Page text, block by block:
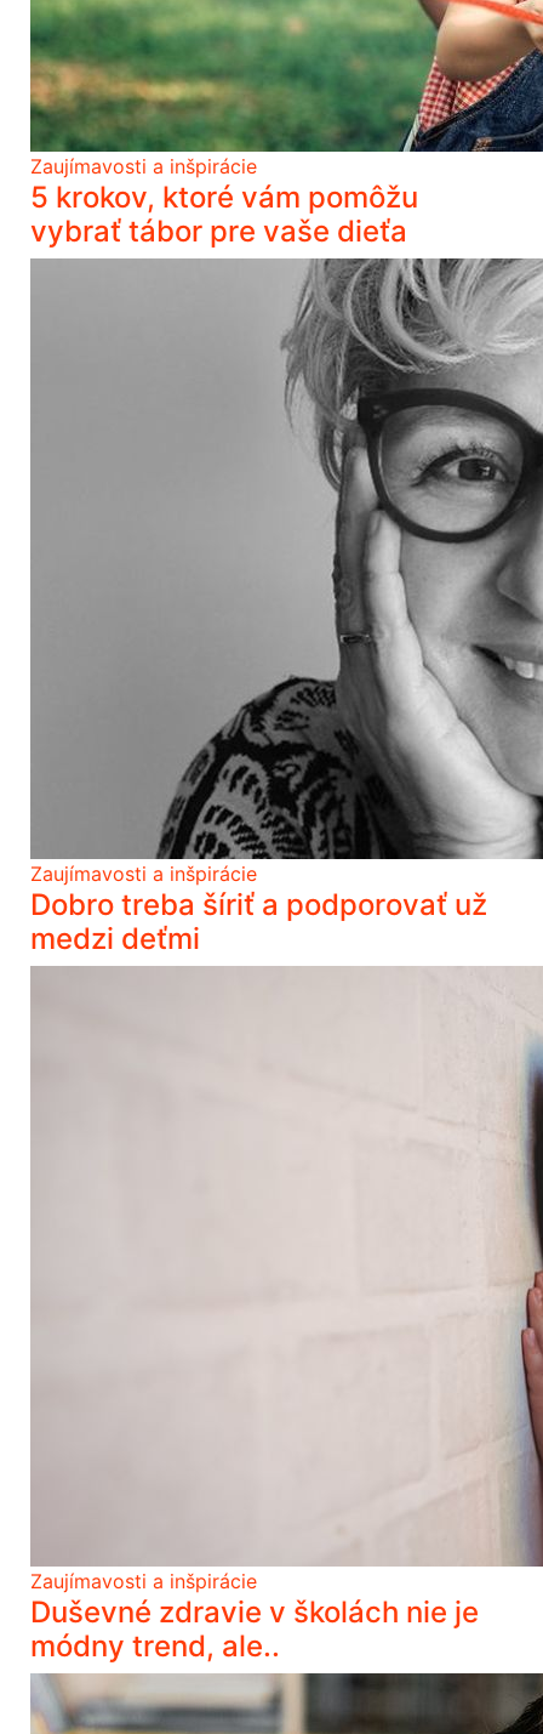
Zaujímavosti a inšpirácie
5 krokov, ktoré vám pomôžu
vybrať tábor pre vaše dieťa
Zaujímavosti a inšpirácie
Dobro treba šíriť a podporovať už
medzi deťmi
Zaujímavosti a inšpirácie
Duševné zdravie v školách nie je
módny trend, ale..